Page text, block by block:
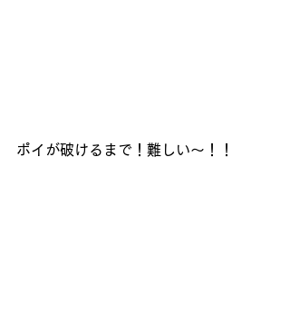
ポイが破けるまで！難しい～！！